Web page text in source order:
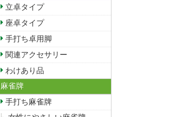
立卓タイプ
座卓タイプ
手打ち卓用脚
関連アクセサリー
わけあり品
麻雀牌
手打ち麻雀牌